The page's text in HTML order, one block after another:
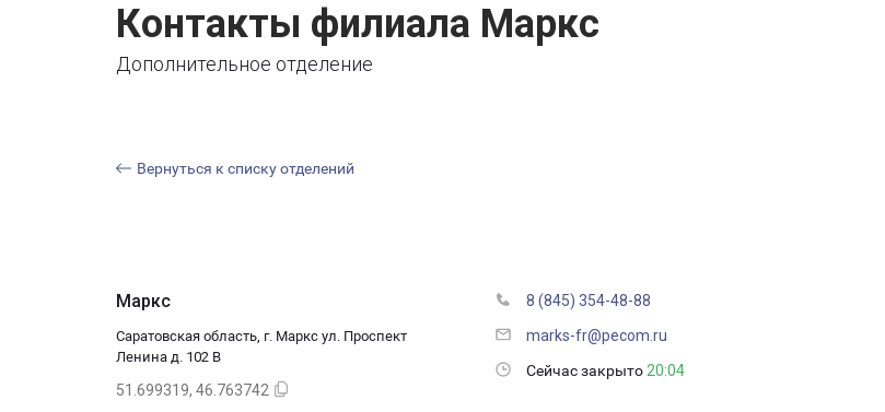
Контакты филиала Маркс
Дополнительное отделение
Вернуться к списку отделений
Маркс
Саратовская область, г. Маркс ул. Проспект
Ленина д. 102 В
51.699319, 46.763742
8 (845) 354-48-88
marks-fr@pecom.ru
Сейчас закрыто 20:04